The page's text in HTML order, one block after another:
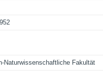
Naturwissenschaftliche Fakultät